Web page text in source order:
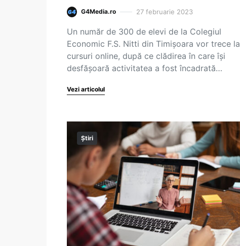
G4Media.ro 27 februarie 2023
Un număr de 300 de elevi de la Colegiul
Economic F.S. Nitti din Timişoara vor trece la
cursuri online, după ce clădirea în care îşi
desfăşoară activitatea a fost încadrată…
Vezi articolul
Știri